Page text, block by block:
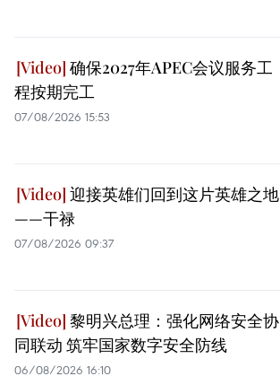
确保2027年APEC会议服务工
程按期完工
07/08/2026 15:53
迎接英雄们回到这片英雄之地
——干禄
07/08/2026 09:37
黎明兴总理：强化网络安全协
同联动 筑牢国家数字安全防线
06/08/2026 16:10